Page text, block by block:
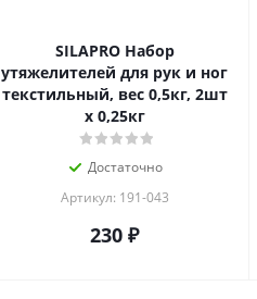
SILAPRO Набор
утяжелителей для рук и ног
текстильный, вес 0,5кг, 2шт
х 0,25кг
Достаточно
Артикул: 191-043
230 ₽